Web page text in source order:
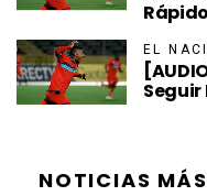
EL
Seguir
NOTICIAS